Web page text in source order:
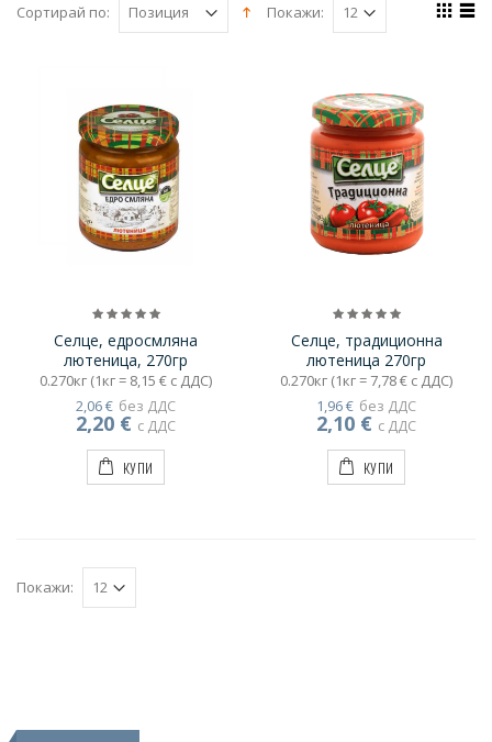
Сортирай по: Покажи:
Селце, едросмляна
лютеница, 270гр
0.270кг (1кг = 8,15 € с ДДС)
без ДДС
2,06 €
с ДДС
2,20 €
КУПИ
Селце, традиционна
лютеница 270гр
0.270кг (1кг = 7,78 € с ДДС)
без ДДС
1,96 €
с ДДС
2,10 €
КУПИ
Покажи: